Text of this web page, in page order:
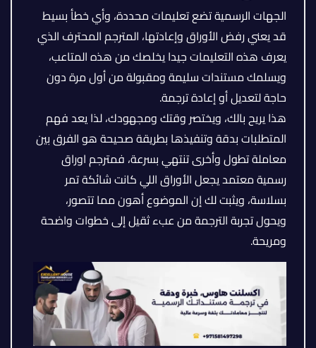
الجهات الرسمية تضع تعليمات محددة، وأي خطأ بسيط
قد يعني رفض الأوراق وإعادتها، المترجم المحترف الذي
يعرف هذه التعليمات جيدا يخلصك من هذه المتاعب،
ويسلمك مستندات سليمة ومقبولة من أول مرة دون
حاجة لتعديل أو إعادة ترجمة.
هذا يريح بالك، ويختصر وقتك ومجهودك، لذا يعد فهم
المتطلبات بدقة وتنفيذها بطريقة صحيحة هو الفرق بين
معاملة تطول وأخرى تنتهي بسرعة، فمترجم اوراق
رسمية معتمد يجعل الأوراق اللي كانت شائكة تمر
بسلاسة، ويثبت لك إن الموضوع أهون مما تتصور،
ويحول تجربة الترجمة من عبء ثقيل إلى خطوات واضحة
ومريحة.